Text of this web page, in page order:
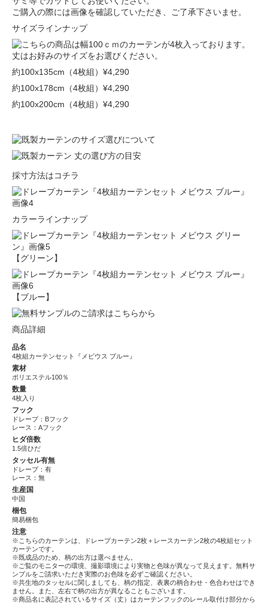
ご購入の際には画像を確認していただき、ご了承下さいませ。
サイズラインナップ
約100x135cm（4枚組） ¥4,290
約100x178cm（4枚組） ¥4,290
約100x200cm（4枚組） ¥4,290
採寸方法はコチラ
カラーラインナップ
【グリーン】
【ブルー】
商品詳細
品名
4枚組カーテンセット『メビウス ブルー』
素材
ポリエステル100％
数量
4枚入り
フック
ドレープ：Bフック
レース：Aフック
ヒダ倍数
1.5倍ひだ
タッセル有無
ドレープ：有
レース：無
生産国
中国
梱包
簡易梱包
注意
※こちらのカーテンは、ドレープカーテン2枚＋レースカーテン2枚の4枚組セット
カーテンです。
※既成品のため、柄の出方は選べません。
※ご覧のモニターの環境、撮影環境により実物と色味が異なって見えます。無料サ
ンプルをご請求いただき実際のお色味を必ずご確認ください。
※共生地のタッセルに関しましても、柄の指定、表裏の柄合わせ・色合わせはでき
ません。また、左右で柄の出方が異なることもございます。
※商品名に表記されているサイズ（丈）はカーテンフックのレール取付け部分から